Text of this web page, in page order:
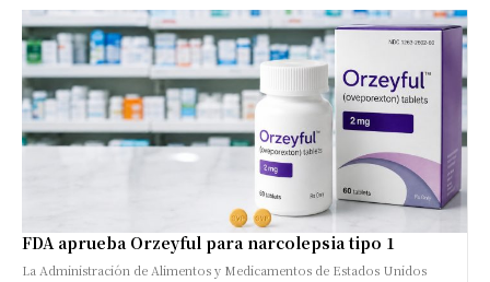
FDA aprueba Orzeyful para narcolepsia tipo 1
La Administración de Alimentos y Medicamentos de Estados Unidos